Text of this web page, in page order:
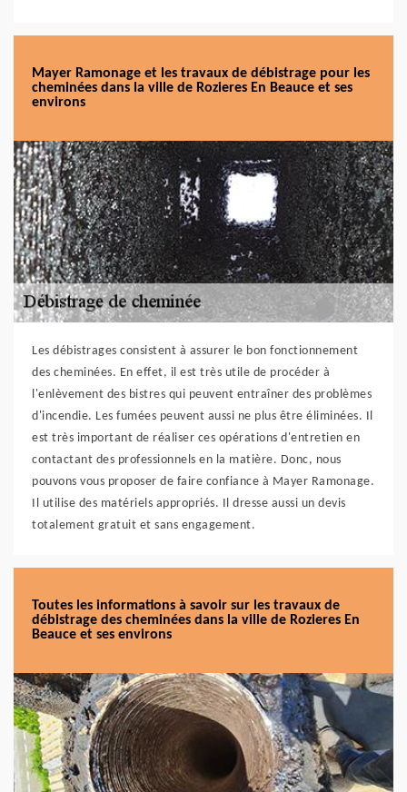
Mayer Ramonage et les travaux de débistrage pour les
cheminées dans la ville de Rozieres En Beauce et ses
environs
Les débistrages consistent à assurer le bon fonctionnement
des cheminées. En effet, il est très utile de procéder à
l'enlèvement des bistres qui peuvent entraîner des problèmes
d'incendie. Les fumées peuvent aussi ne plus être éliminées. Il
est très important de réaliser ces opérations d'entretien en
contactant des professionnels en la matière. Donc, nous
pouvons vous proposer de faire confiance à Mayer Ramonage.
Il utilise des matériels appropriés. Il dresse aussi un devis
totalement gratuit et sans engagement.
Toutes les informations à savoir sur les travaux de
débistrage des cheminées dans la ville de Rozieres En
Beauce et ses environs